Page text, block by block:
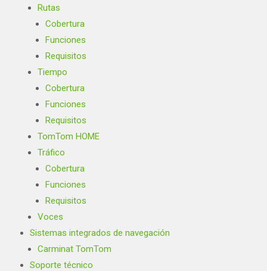
Rutas
Cobertura
Funciones
Requisitos
Tiempo
Cobertura
Funciones
Requisitos
TomTom HOME
Tráfico
Cobertura
Funciones
Requisitos
Voces
Sistemas integrados de navegación
Carminat TomTom
Soporte técnico